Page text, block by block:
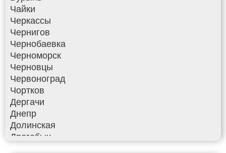
Чайки
Черкассы
Чернигов
Чернобаевка
Черноморск
Черновцы
Червоноград
Чортков
Дергачи
Днепр
Долинская
Дрогобыч